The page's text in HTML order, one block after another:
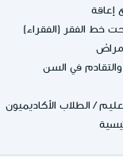
خط الفقر (الفقراء)
في السن
/ الطلاب الأكاديميون